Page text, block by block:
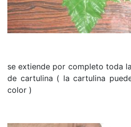
se extiende por completo toda
de cartulina ( la cartulina
color )